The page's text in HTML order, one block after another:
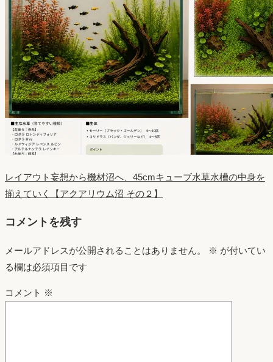
レイアウト妄想から機材沼へ、45cmキューブ水草水槽の中身を
揃えていく【アクアリウム沼 その２】
コメントを残す
メールアドレスが公開されることはありません。 ※ が付いてい
る欄は必須項目です
コメント ※